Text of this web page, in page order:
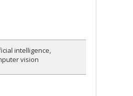
intelligence
vision